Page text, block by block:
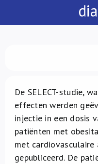
De SELECT-studie,
effecten werden
injectie in een dosis
patiënten met
met cardiovasculaire
gepubliceerd. De